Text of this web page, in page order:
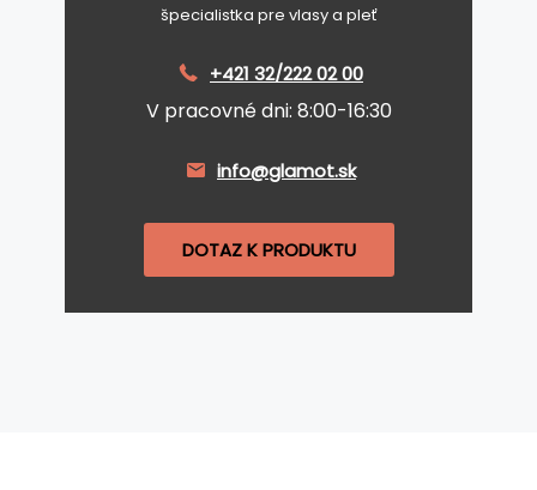
špecialistka pre vlasy a pleť
+421 32/222 02 00
V pracovné dni: 8:00-16:30
info@glamot.sk
DOTAZ K PRODUKTU